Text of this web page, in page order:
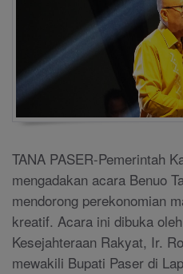
TANA PASER-Pemerintah
mengadakan acara Benuo
mendorong perekonomian
kreatif. Acara ini dibuka
Kesejahteraan Rakyat, Ir.
mewakili Bupati Paser di